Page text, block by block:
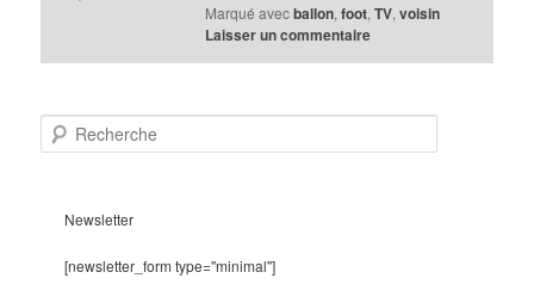
Marqué avec ballon, foot, TV, voisin
Laisser un commentaire
e
Newsletter
[newsletter_form type="minimal"]